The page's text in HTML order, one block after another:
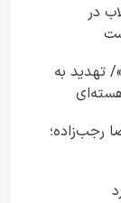
در
تهدید به
رجب‌زاده؛